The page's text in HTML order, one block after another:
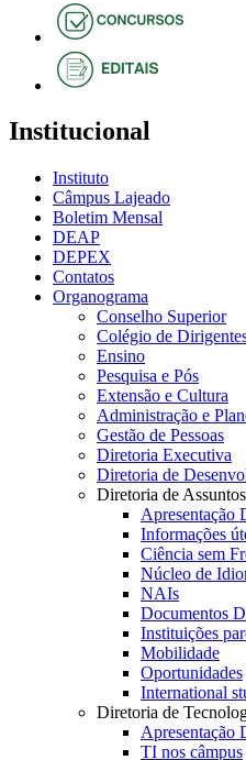
Institucional
Instituto
Câmpus Lajeado
Boletim Mensal
DEAP
DEPEX
Contatos
Organograma
Conselho Superior
Colégio de
Ensino
Pesquisa e Pós
Extensão e Cultura
Administração e
Gestão de Pessoas
Diretoria Executiva
Diretoria de
Diretoria de
Apresentação
Informações
Ciência sem
Núcleo de
NAIs
Documentos
Instituições
Mobilidade
Oportunidades
International
Diretoria de
Apresentação
TI nos câmpus